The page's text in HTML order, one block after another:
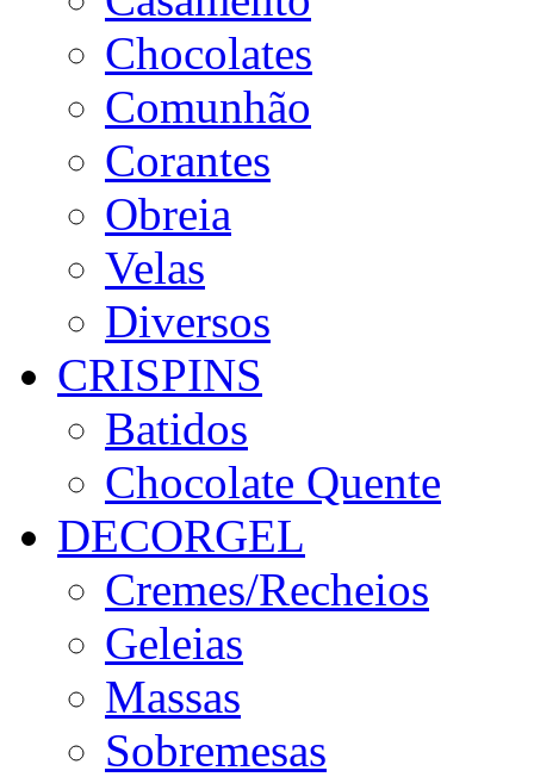
Chocolates
Comunhão
Corantes
Obreia
Velas
Diversos
CRISPINS
Batidos
Chocolate Quente
DECORGEL
Cremes/Recheios
Geleias
Massas
Sobremesas